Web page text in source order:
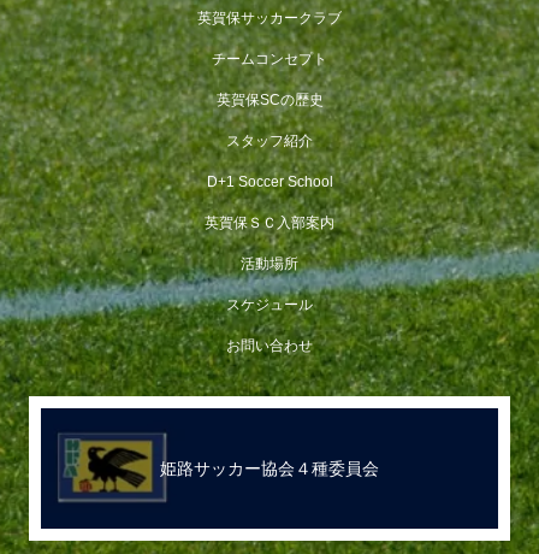
英賀保サッカークラブ
チームコンセプト
英賀保SCの歴史
スタッフ紹介
D+1 Soccer School
英賀保ＳＣ入部案内
活動場所
スケジュール
お問い合わせ
姫路サッカー協会４種委員会